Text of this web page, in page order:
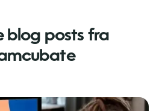
blog posts fra